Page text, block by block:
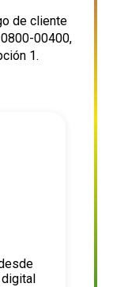
de cliente
00400,
1.